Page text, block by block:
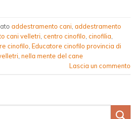
addestramento cani addestramento
cani velletri centro cinofilo cinofilia
cinofilo Educatore cinofilo provincia di
nella mente del cane
Lascia un commento